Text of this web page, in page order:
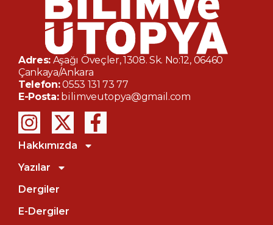
Adres: Aşağı Öveçler, 1308. Sk. No:12, 06460
Çankaya/Ankara
Telefon:0553 131 73 77
E-Posta: bilimveutopya@gmail.com
Hakkımızda
Yazılar
Dergiler
E-Dergiler